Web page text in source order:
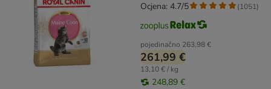
pojedinačno 263,98 €
261,99 €
13,10 € / kg
248,89 €
Ocjena: 4.7/5 (1051)